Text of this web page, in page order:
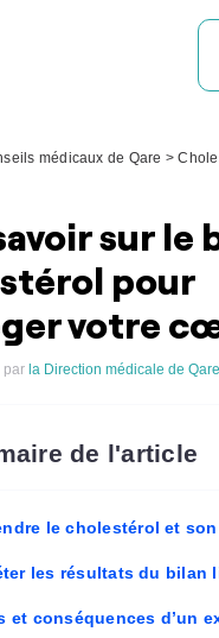
médicaux de Qare >
sur le
pour
votre
par la Direction médicale de Qare
de l'article
le cholestérol et
les résultats du bilan
et conséquences d’un